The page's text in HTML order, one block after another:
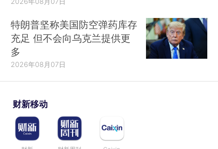
特朗普坚称美国防空弹药库存
充足 但不会向乌克兰提供更
多
2026年08月07日
财新移动